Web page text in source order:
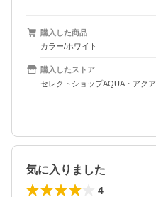
購入した商品
カラー/ホワイト
購入したストア
セレクトショップAQUA・アクア
気に入りました
4